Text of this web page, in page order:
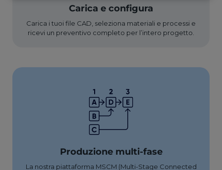
Carica e configura
Carica i tuoi file CAD, seleziona materiali e processi e
ricevi un preventivo completo per l’intero progetto.
Produzione multi-fase
La nostra piattaforma MSCM (Multi-Stage Connected